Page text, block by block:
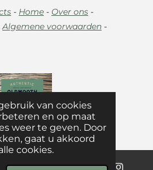
van cookies
en op maat
weer te geven. Door
gaat u akkoord
cookies.
- Home - Over ons -
Algemene voorwaarden -